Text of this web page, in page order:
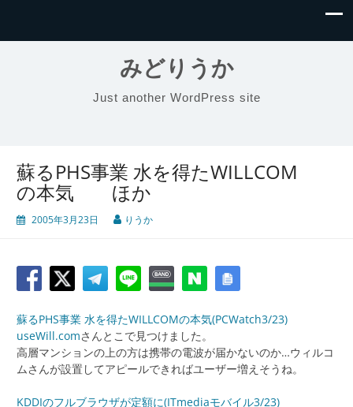
みどりうか
Just another WordPress site
蘇るPHS事業 水を得たWILLCOM
の本気 ほか
2005年3月23日 りうか
蘇るPHS事業 水を得たWILLCOMの本気(PCWatch3/23)
useWill.comさんとこで見つけました。
高層マンションの上の方は携帯の電波が届かないのか…ウィルコ
ムさんが設置してアピールできればユーザー増えそうね。
KDDIのフルブラウザが定額に(ITmediaモバイル3/23)